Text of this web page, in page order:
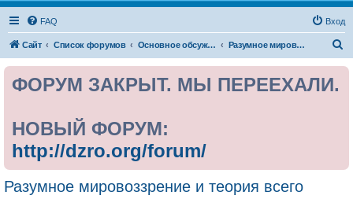
FAQ Вход
Сайт Список форумов Основное обсуждение Разумное мировоззрение и теория всего
ФОРУМ ЗАКРЫТ. МЫ ПЕРЕЕХАЛИ.
НОВЫЙ ФОРУМ:
http://dzro.org/forum/
Разумное мировоззрение и теория всего